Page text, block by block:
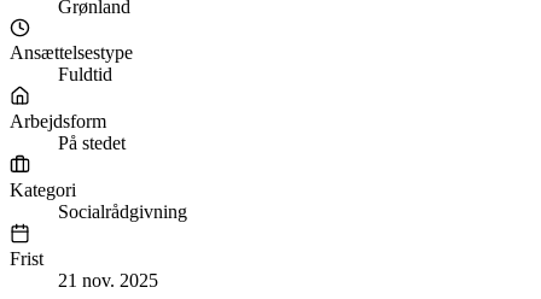
Grønland
Ansættelsestype
Fuldtid
Arbejdsform
På stedet
Kategori
Socialrådgivning
Frist
21 nov. 2025